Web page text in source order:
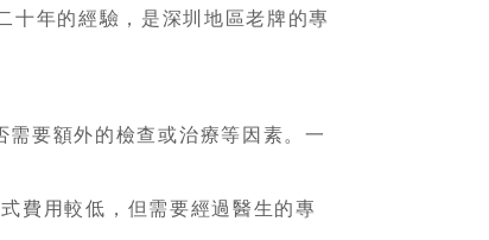
十年的經驗，是深圳地區老牌的專
要額外的檢查或治療等因素。一
費用較低，但需要經過醫生的專